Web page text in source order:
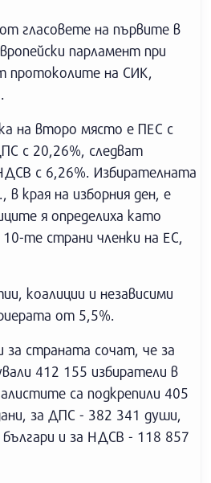
гласовете на първите в
парламент при
протоколите на СИК,
на второ място е ПЕС с
с 20,26%, следват
с 6,26%. Избирателната
края на изборния ден, е
я определиха като
те страни членки на ЕС,
коалиции и независими
от 5,5%.
за страната сочат, че за
412 155 избиратели в
са подкрепили 405
за ДПС - 382 341 души,
и за НДСВ - 118 857